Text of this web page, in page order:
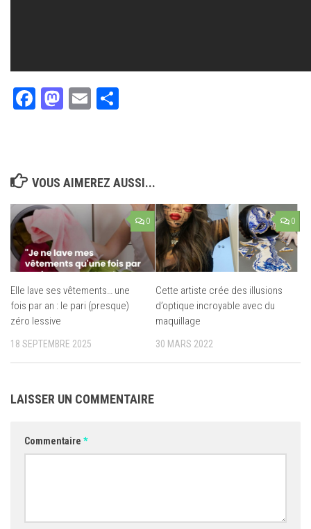
Facebook
Mastodon
Email
VOUS AIMEREZ AUSSI...
0
Elle lave ses vêtements… une
fois par an : le pari (presque)
zéro lessive
18 SEPTEMBRE 2025
0
Cette artiste crée des illusions
d’optique incroyable avec du
maquillage
30 MARS 2022
LAISSER UN COMMENTAIRE
Commentaire *